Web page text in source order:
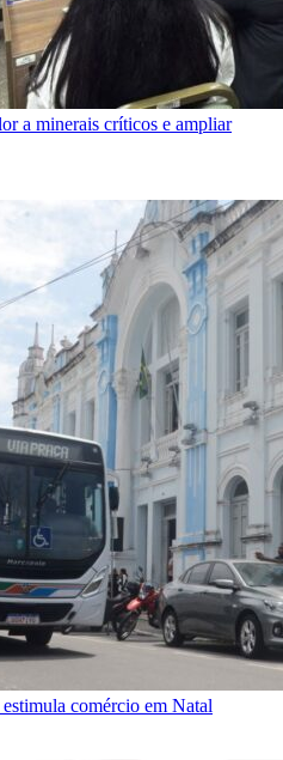
a minerais críticos e ampliar
comércio em Natal